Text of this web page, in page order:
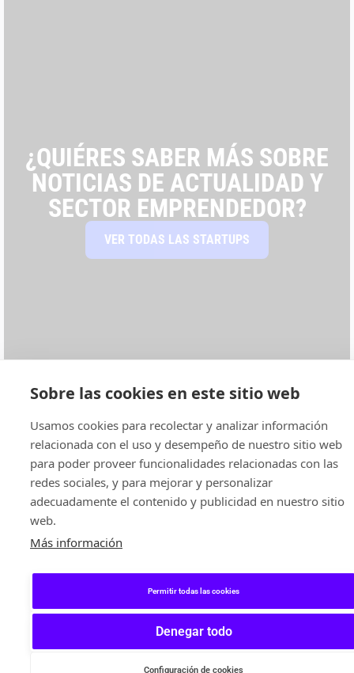
¿QUIÉRES SABER MÁS SOBRE
NOTICIAS DE ACTUALIDAD Y
SECTOR EMPRENDEDOR?
VER TODAS LAS STARTUPS
Sobre las cookies en este sitio web
Usamos cookies para recolectar y analizar información
relacionada con el uso y desempeño de nuestro sitio web
para poder proveer funcionalidades relacionadas con las
redes sociales, y para mejorar y personalizar
adecuadamente el contenido y publicidad en nuestro sitio
web.
Más información
Permitir todas las cookies
Denegar todo
Configuración de cookies